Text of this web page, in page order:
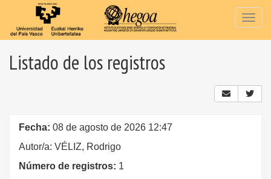
Listado de los registros
Fecha: 08 de agosto de 2026 12:47
Autor/a: VÉLIZ, Rodrigo
Número de registros: 1